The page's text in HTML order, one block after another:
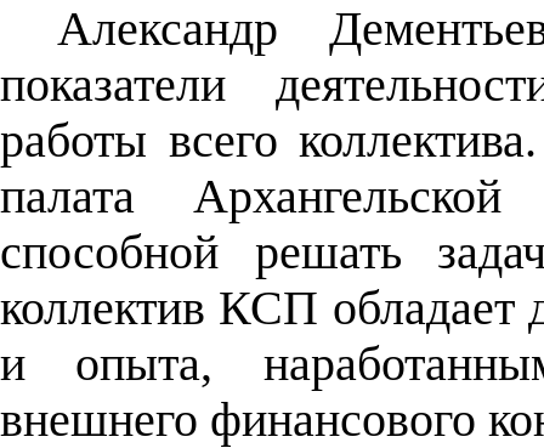
Александр
показатели
работы всего
палата
способной решать
коллектив КСП
и опыта,
внешнего финансового